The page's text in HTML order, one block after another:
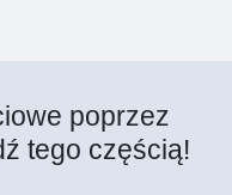
poprzez
tego częścią!